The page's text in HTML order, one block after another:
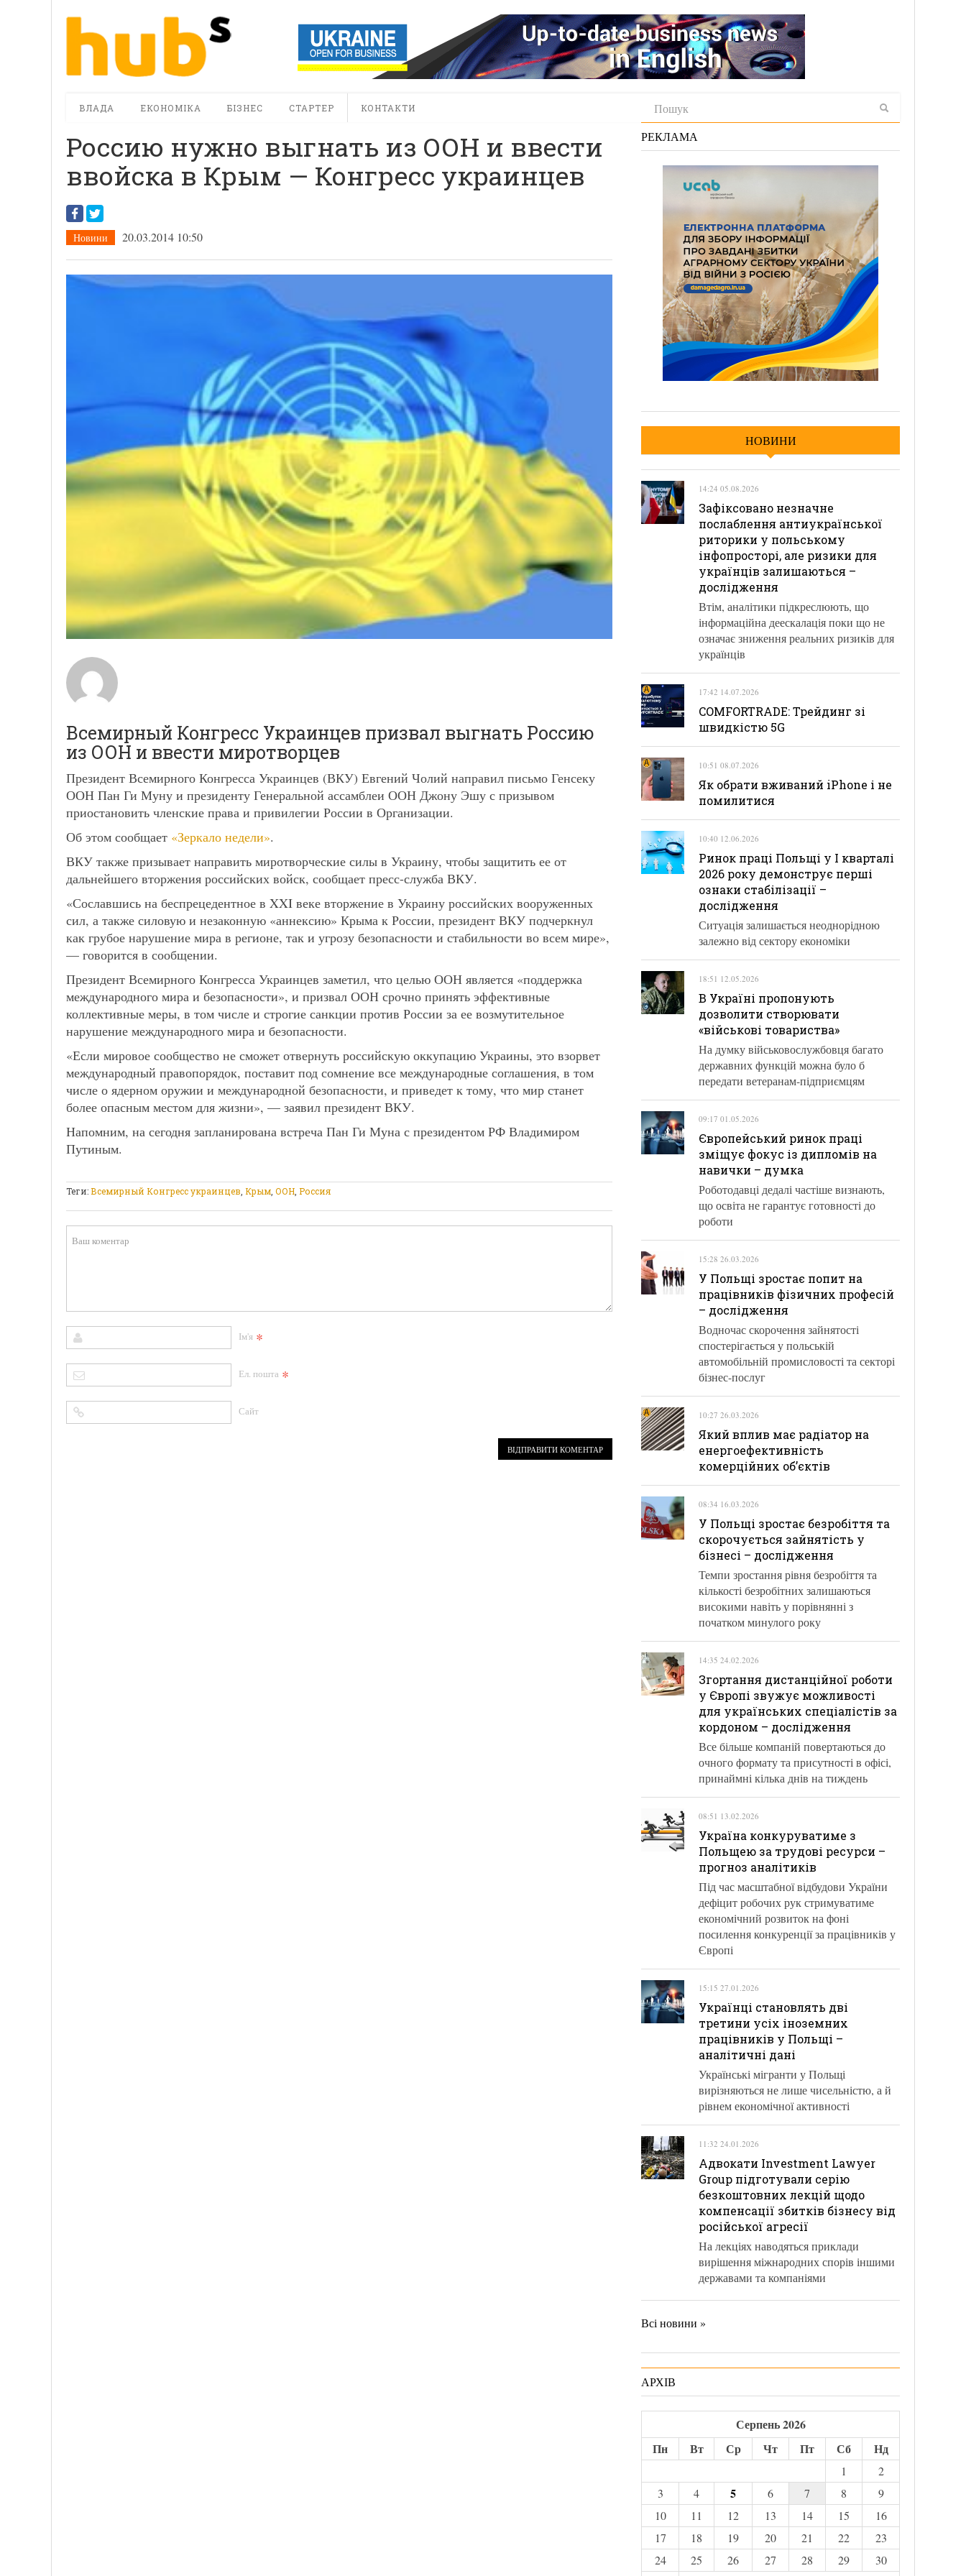
ВЛАДА ЕКОНОМІКА БІЗНЕС СТАРТЕР КОНТАКТИ
Россию нужно выгнать из ООН и ввести
ввойска в Крым — Конгресс украинцев
Новини 20.03.2014 10:50
Всемирный Конгресс Украинцев призвал выгнать Россию
из ООН и ввести миротворцев
Президент Всемирного Конгресса Украинцев (ВКУ) Евгений Чолий направил письмо Генсеку
ООН Пан Ги Муну и президенту Генеральной ассамблеи ООН Джону Эшу с призывом
приостановить членские права и привилегии России в Организации.
Об этом сообщает «Зеркало недели».
ВКУ также призывает направить миротворческие силы в Украину, чтобы защитить ее от
дальнейшего вторжения российских войск, сообщает пресс-служба ВКУ.
«Сославшись на беспрецедентное в XXI веке вторжение в Украину российских вооруженных
сил, а также силовую и незаконную «аннексию» Крыма к России, президент ВКУ подчеркнул
как грубое нарушение мира в регионе, так и угрозу безопасности и стабильности во всем мире»,
— говорится в сообщении.
Президент Всемирного Конгресса Украинцев заметил, что целью ООН является «поддержка
международного мира и безопасности», и призвал ООН срочно принять эффективные
коллективные меры, в том числе и строгие санкции против России за ее возмутительное
нарушение международного мира и безопасности.
«Если мировое сообщество не сможет отвернуть российскую оккупацию Украины, это взорвет
международный правопорядок, поставит под сомнение все международные соглашения, в том
числе о ядерном оружии и международной безопасности, и приведет к тому, что мир станет
более опасным местом для жизни», — заявил президент ВКУ.
Напомним, на сегодня запланирована встреча Пан Ги Муна с президентом РФ Владимиром
Путиным.
Теги:Всемирный Конгресс украинцев Крым ООН Россия
Ім'я *
Ел. пошта *
Сайт
РЕКЛАМА
НОВИНИ
14:24 05.08.2026
Зафіксовано незначне
послаблення антиукраїнської
риторики у польському
інфопросторі, але ризики для
українців залишаються –
дослідження
Втім, аналітики підкреслюють, що
інформаційна деескалація поки що не
означає зниження реальних ризиків для
українців
17:42 14.07.2026
COMFORTRADE: Трейдинг зі
швидкістю 5G
10:51 08.07.2026
Як обрати вживаний iPhone і не
помилитися
10:40 12.06.2026
Ринок праці Польщі у І кварталі
2026 року демонструє перші
ознаки стабілізації –
дослідження
Ситуація залишається неоднорідною
залежно від сектору економіки
18:51 12.05.2026
В Україні пропонують
дозволити створювати
«військові товариства»
На думку військовослужбовця багато
державних функцій можна було б
передати ветеранам-підприємцям
09:17 01.05.2026
Європейський ринок праці
зміщує фокус із дипломів на
навички – думка
Роботодавці дедалі частіше визнають,
що освіта не гарантує готовності до
роботи
15:28 26.03.2026
У Польщі зростає попит на
працівників фізичних професій
– дослідження
Водночас скорочення зайнятості
спостерігається у польській
автомобільній промисловості та секторі
бізнес-послуг
10:27 26.03.2026
Який вплив має радіатор на
енергоефективність
комерційних об’єктів
08:34 16.03.2026
У Польщі зростає безробіття та
скорочується зайнятість у
бізнесі – дослідження
Темпи зростання рівня безробіття та
кількості безробітних залишаються
високими навіть у порівнянні з
початком минулого року
14:35 24.02.2026
Згортання дистанційної роботи
у Європі звужує можливості
для українських спеціалістів за
кордоном – дослідження
Все більше компаній повертаються до
очного формату та присутності в офісі,
принаймні кілька днів на тиждень
08:51 13.02.2026
Україна конкуруватиме з
Польщею за трудові ресурси –
прогноз аналітиків
Під час масштабної відбудови України
дефіцит робочих рук стримуватиме
економічний розвиток на фоні
посилення конкуренції за працівників у
Європі
15:15 27.01.2026
Українці становлять дві
третини усіх іноземних
працівників у Польщі –
аналітичні дані
Українські мігранти у Польщі
вирізняються не лише чисельністю, а й
рівнем економічної активності
11:32 24.01.2026
Адвокати Investment Lawyer
Group підготували серію
безкоштовних лекцій щодо
компенсації збитків бізнесу від
російської агресії
На лекціях наводяться приклади
вирішення міжнародних спорів іншими
державами та компаніями
Всі новини »
АРХІВ
Серпень 2026
Пн
Вт Ср Чт Пт Сб Нд
1
2
3
4 5 6 7 8
9
10
11 12 13 14 15
16
17
18 19 20 21 22
23
24
25 26 27 28 29
30